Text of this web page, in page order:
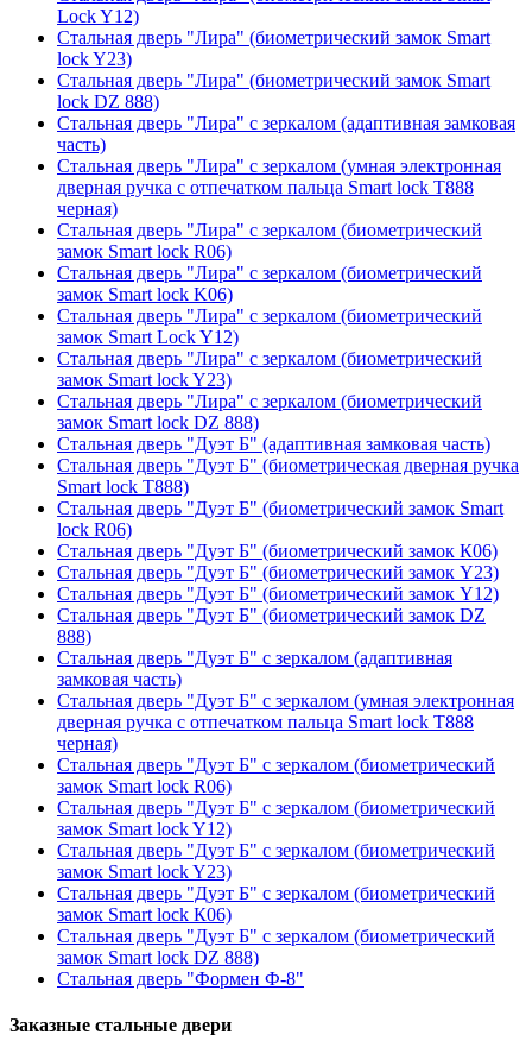
Lock Y12)
Стальная дверь "Лира" (биометрический замок Smart
lock Y23)
Стальная дверь "Лира" (биометрический замок Smart
lock DZ 888)
Стальная дверь "Лира" с зеркалом (адаптивная замковая
часть)
Стальная дверь "Лира" с зеркалом (умная электронная
дверная ручка с отпечатком пальца Smart lock T888
черная)
Стальная дверь "Лира" с зеркалом (биометрический
замок Smart lock R06)
Стальная дверь "Лира" с зеркалом (биометрический
замок Smart lock K06)
Стальная дверь "Лира" с зеркалом (биометрический
замок Smart Lock Y12)
Стальная дверь "Лира" с зеркалом (биометрический
замок Smart lock Y23)
Стальная дверь "Лира" с зеркалом (биометрический
замок Smart lock DZ 888)
Стальная дверь "Дуэт Б" (адаптивная замковая часть)
Стальная дверь "Дуэт Б" (биометрическая дверная ручка
Smart lock T888)
Стальная дверь "Дуэт Б" (биометрический замок Smart
lock R06)
Стальная дверь "Дуэт Б" (биометрический замок К06)
Стальная дверь "Дуэт Б" (биометрический замок Y23)
Стальная дверь "Дуэт Б" (биометрический замок Y12)
Стальная дверь "Дуэт Б" (биометрический замок DZ
888)
Стальная дверь "Дуэт Б" с зеркалом (адаптивная
замковая часть)
Стальная дверь "Дуэт Б" с зеркалом (умная электронная
дверная ручка с отпечатком пальца Smart lock T888
черная)
Стальная дверь "Дуэт Б" с зеркалом (биометрический
замок Smart lock R06)
Стальная дверь "Дуэт Б" с зеркалом (биометрический
замок Smart lock Y12)
Стальная дверь "Дуэт Б" с зеркалом (биометрический
замок Smart lock Y23)
Стальная дверь "Дуэт Б" с зеркалом (биометрический
замок Smart lock К06)
Стальная дверь "Дуэт Б" с зеркалом (биометрический
замок Smart lock DZ 888)
Стальная дверь "Формен Ф-8"
Заказные стальные двери